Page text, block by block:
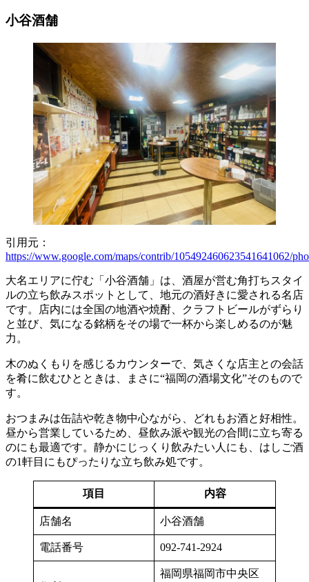
小谷酒舗
引用元：
https://www.google.com/maps/contrib/105492460623541641062/
大名エリアに佇む「小谷酒舗」は、酒屋が営む角打ちスタイ
ルの立ち飲みスポットとして、地元の酒好きに愛される名店
です。店内には全国の地酒や焼酎、クラフトビールがずらり
と並び、気になる銘柄をその場で一杯から楽しめるのが魅
力。
木のぬくもりを感じるカウンターで、気さくな店主との会話
を肴に飲むひとときは、まさに“福岡の酒場文化”そのもので
す。
おつまみは缶詰や乾き物中心ながら、どれもお酒と好相性。
昼から営業しているため、昼飲み派や観光の合間に立ち寄る
のにも最適です。静かにじっくり飲みたい人にも、はしご酒
の1軒目にもぴったりな立ち飲み処です。
項目 内容
店舗名 小谷酒舗
電話番号 092-741-2924
福岡県福岡市中央区